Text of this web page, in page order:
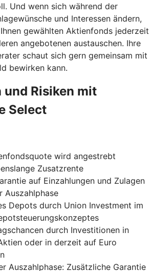
Und wenn sich während der
und Interessen ändern,
gewählten Aktienfonds jederzeit
angebotenen austauschen. Ihre
schaut sich gern gemeinsam mit
bewirken kann.
und Risiken mit
Select
wird angestrebt
Zusatzrente
auf Einzahlungen und Zulagen
Auszahlphase
Depots durch Union Investment im
durch Investitionen in
oder in derzeit auf Euro
Auszahlphase: Zusätzliche Garantie